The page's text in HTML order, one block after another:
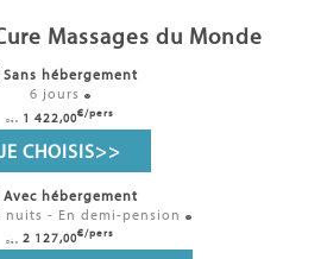
Massages du Monde
Sans hébergement
6 jours
Dès 1 422,00€/pers
JE CHOISIS>>
Avec hébergement
nuits - En demi-pension
Dès 2 127,00€/pers